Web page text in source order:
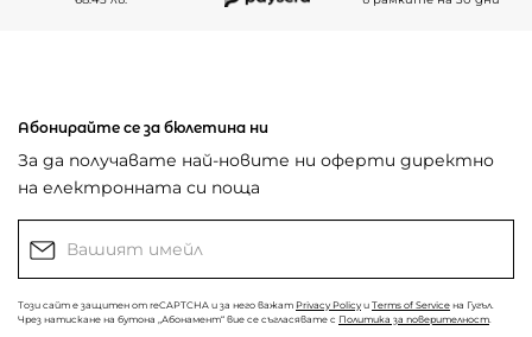
Абонирайте се за бюлетина ни
За да получавате най-новите ни оферти директно
на електронната си поща
Този сайт е защитен от reCAPTCHA и за него важат Privacy Policy и Terms of Service на Гугъл.
Чрез натискане на бутона „Абонамент“ вие се съгласявате с Политика за поверителност